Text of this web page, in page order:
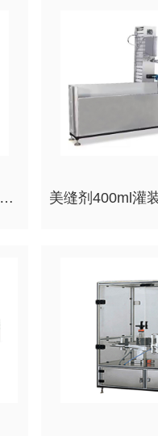
单头盒中袋灌装机灌装旋盖1L-25L袋子灌装旋盖机酒水红酒食用油灌装机